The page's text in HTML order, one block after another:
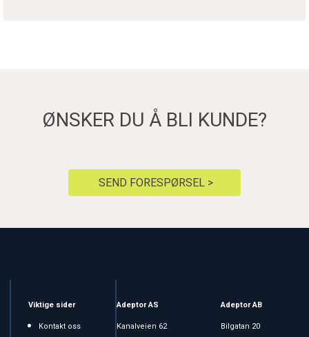
ØNSKER DU Å BLI KUNDE?
SEND FORESPØRSEL >
Viktige sider
Kontakt oss
Adeptor AS
Kanalveien 62
Adeptor AB
Bilgatan 20